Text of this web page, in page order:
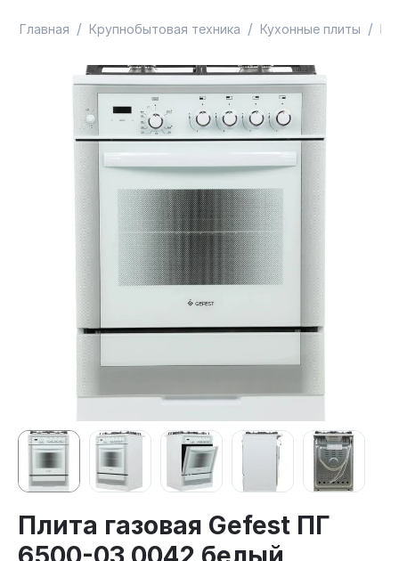
Главная / Крупнобытовая техника / Кухонные плиты /
Плита газовая Gefest ПГ